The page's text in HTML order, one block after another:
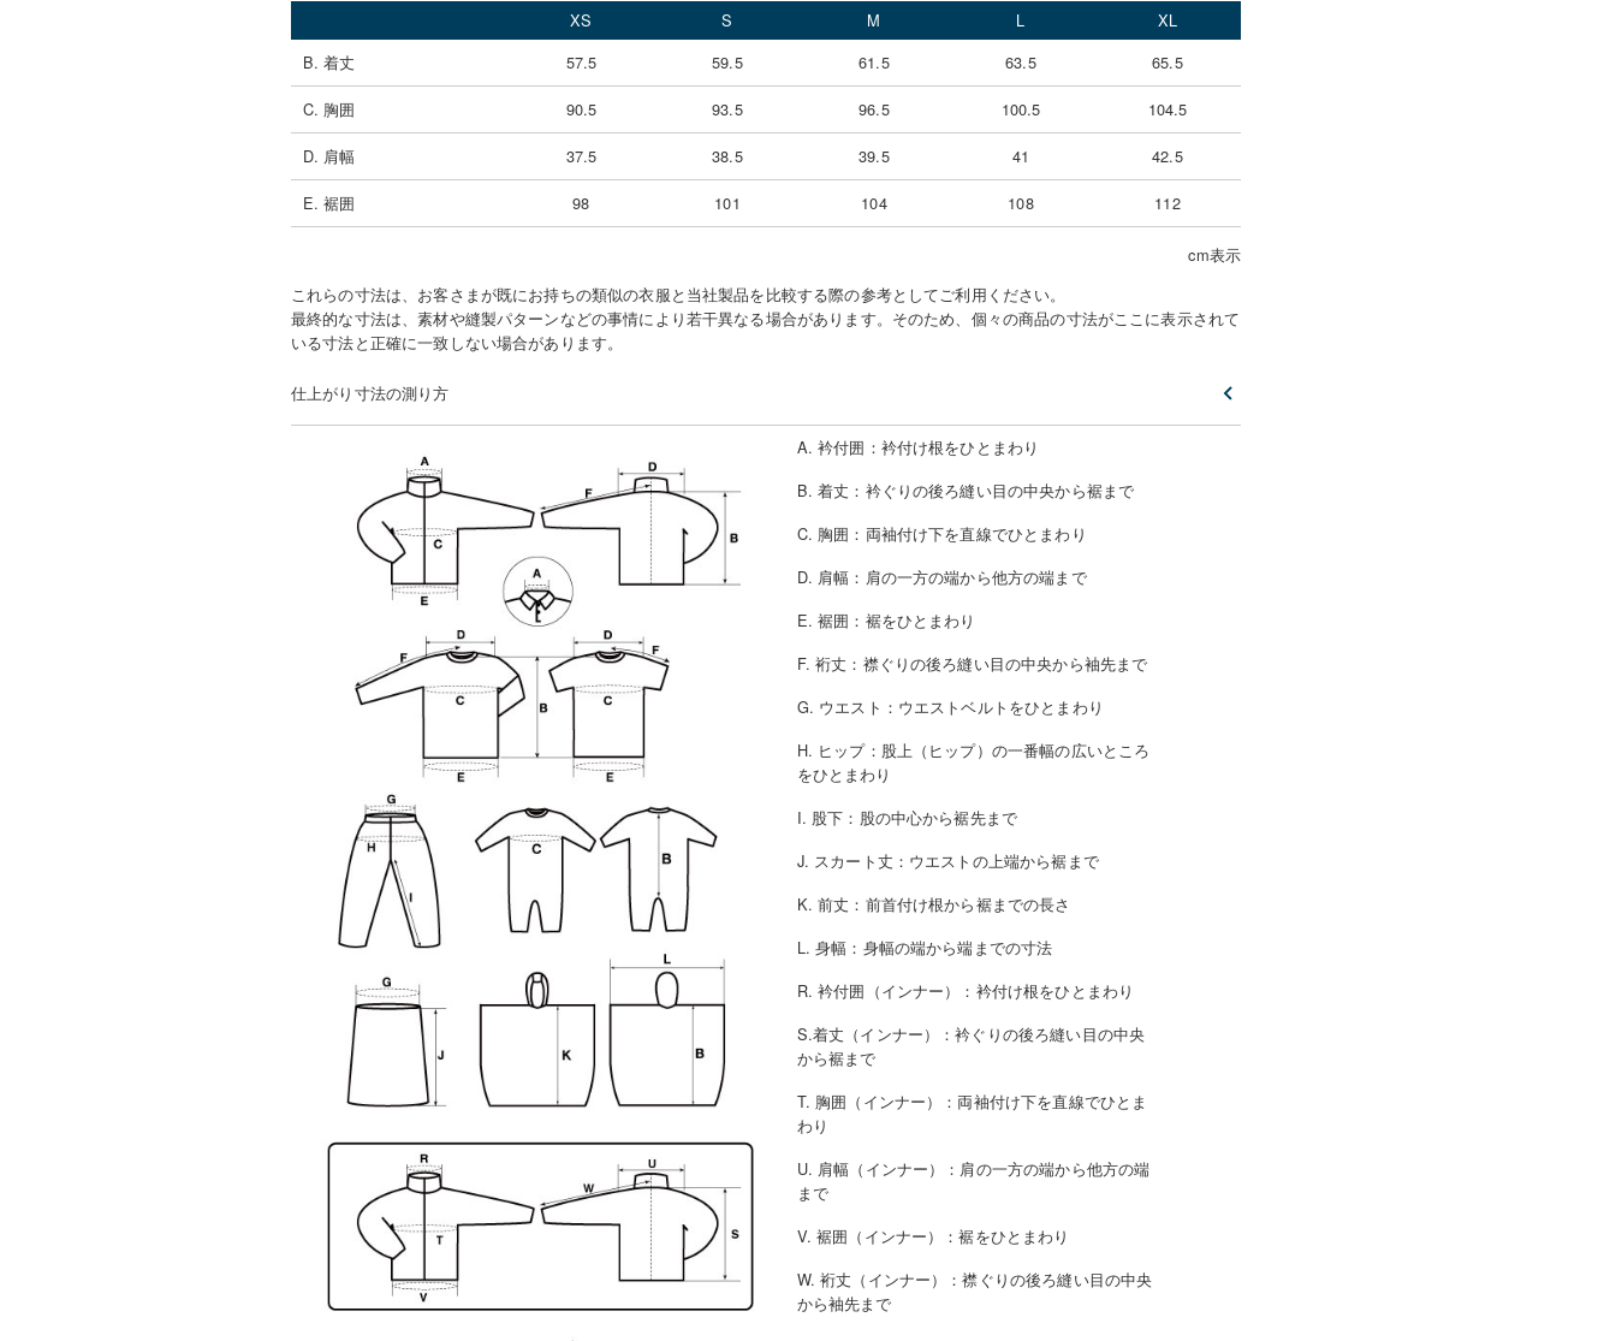
XS S M L
XL
B. 着丈
57.5 59.5 61.5 63.5 65.5
C. 胸囲 90.5 93.5 96.5 100.5 104.5
D. 肩幅 37.5 38.5 39.5 41 42.5
E. 裾囲 98 101 104 108 112
cm表示
これらの寸法は、お客さまが既にお持ちの類似の衣服と当社製品を比較する際の参考としてご利用ください。
最終的な寸法は、素材や縫製パターンなどの事情により若干異なる場合があります。そのため、個々の商品の寸法がここに表示されて
いる寸法と正確に一致しない場合があります。
仕上がり寸法の測り方
A. 衿付囲 ： 衿付け根をひとまわり
B. 着丈 ： 衿ぐりの後ろ縫い目の中央から裾まで
C. 胸囲 ： 両袖付け下を直線でひとまわり
D. 肩幅 ： 肩の一方の端から他方の端まで
E. 裾囲 ： 裾をひとまわり
F. 裄丈 ： 襟ぐりの後ろ縫い目の中央から袖先まで
G. ウエスト ： ウエストベルトをひとまわり
H. ヒップ： 股上（ヒップ）の一番幅の広いところ
をひとまわり
I. 股下 ： 股の中心から裾先まで
J. スカート丈 ： ウエストの上端から裾まで
K. 前丈 ： 前首付け根から裾までの長さ
L. 身幅 ： 身幅の端から端までの寸法
R. 衿付囲（インナー）
： 衿付け根をひとまわり
S.着丈（インナー）
：衿ぐりの後ろ縫い目の中央
から裾まで
T. 胸囲（インナー）
： 両袖付け下を直線でひとま
わり
U. 肩幅（インナー）
： 肩の一方の端から他方の端
まで
V. 裾囲（インナー）
：裾をひとまわり
W. 裄丈（インナー）
：襟ぐりの後ろ縫い目の中央
から袖先まで